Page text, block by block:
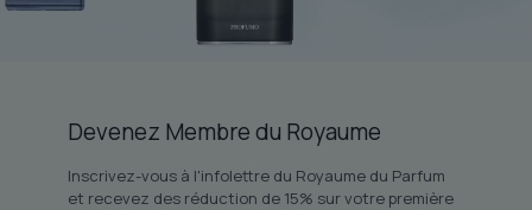
Devenez Membre du Royaume
Inscrivez-vous à l'infolettre du Royaume du Parfum
et recevez des réduction de 15% sur votre première